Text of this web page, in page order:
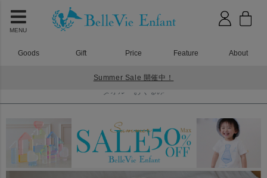
MENU
Goods Gift Price Feature About
Summer Sale 開催中！
タオル・おくるみ